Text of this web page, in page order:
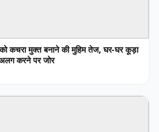
कचरा मुक्त बनाने की मुहिम तेज, घर-घर कूड़ा
करने पर जोर